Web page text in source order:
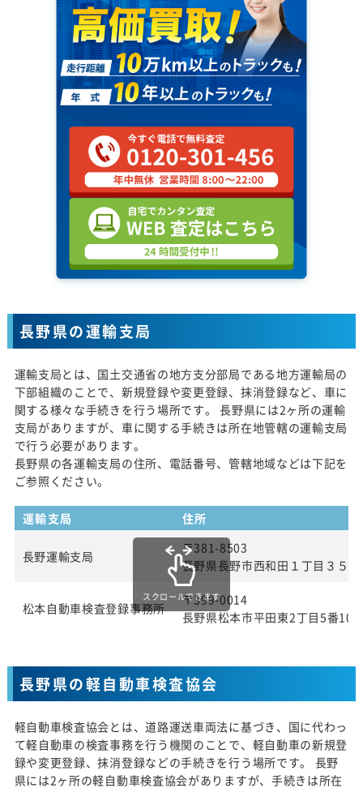
長野県の運輸支局
運輸支局とは、国土交通省の地方支分部局である地方運輸局の
下部組織のことで、新規登録や変更登録、抹消登録など、車に
関する様々な手続きを行う場所です。 長野県には2ヶ所の運輸
支局がありますが、車に関する手続きは所在地管轄の運輸支局
で行う必要があります。
長野県の各運輸支局の住所、電話番号、管轄地域などは下記を
ご参照ください。
運輸支局 住所
長野運輸支局
〒381-8503
長野県長野市西和田１丁目３５
松本自動車検査登録事務所
〒399-0014
長野県松本市平田東2丁目5番10
スクロールできます
長野県の軽自動車検査協会
軽自動車検査協会とは、道路運送車両法に基づき、国に代わっ
て軽自動車の検査事務を行う機関のことで、軽自動車の新規登
録や変更登録、抹消登録などの手続きを行う場所です。 長野
県には2ヶ所の軽自動車検査協会がありますが、手続きは所在